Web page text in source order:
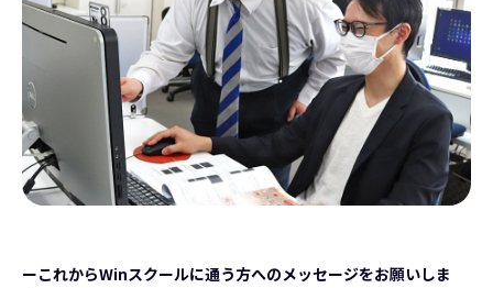
ーこれからWinスクールに通う方へのメッセージをお願いしま